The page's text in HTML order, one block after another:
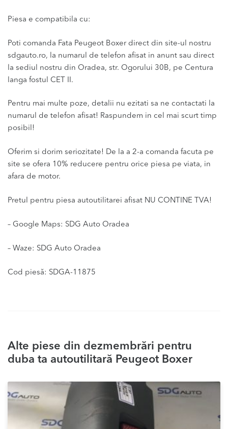
Piesa e compatibila cu:
Poti comanda Fata Peugeot Boxer direct din site-ul nostru
sdgauto.ro, la numarul de telefon afisat in anunt sau direct
la sediul nostru din Oradea, str. Ogorului 30B, pe Centura
langa fostul CET II.
Pentru mai multe poze, detalii nu ezitati sa ne contactati la
numarul de telefon afisat! Raspundem in cel mai scurt timp
posibil!
Oferim si dorim seriozitate! De la a 2-a comanda facuta pe
site se ofera 10% reducere pentru orice piesa pe viata, in
afara de motor.
Pretul pentru piesa autoutilitarei afisat NU CONTINE TVA!
– Google Maps: SDG Auto Oradea
– Waze: SDG Auto Oradea
Cod piesă: SDGA-11875
Alte piese din dezmembrări pentru
duba ta autoutilitară Peugeot Boxer